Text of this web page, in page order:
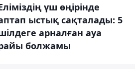
үш өңірінде
ыстық сақталады: 5
арналған ауа
болжамы